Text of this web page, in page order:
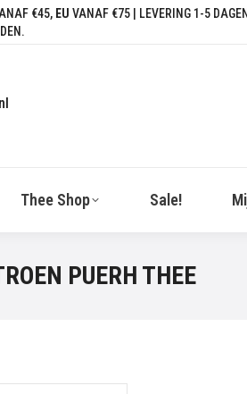
€45, EU VANAF €75 | LEVERING 1-5
Thee Shop Sale!
PUERH THEE